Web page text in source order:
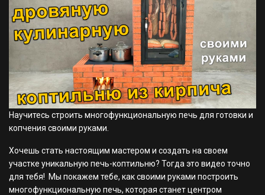
Научитесь строить многофункциональную печь для готовки и
копчения своими руками.
Хочешь стать настоящим мастером и создать на своем
участке уникальную печь-коптильню? Тогда это видео точно
для тебя! ‍ Мы покажем тебе, как своими руками построить
многофункциональную печь, которая станет центром